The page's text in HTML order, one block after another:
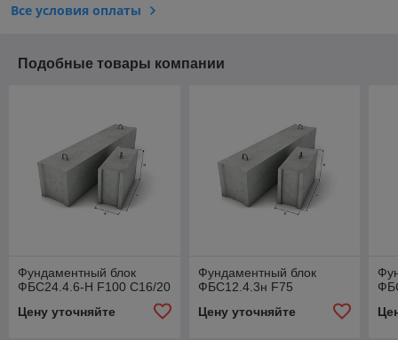
Все условия оплаты
Подобные товары компании
Фундаментный блок
ФБС24.4.6-Н F100 C16/20
Цену уточняйте
Фундаментный блок
ФБС12.4.3н F75
Цену уточняйте